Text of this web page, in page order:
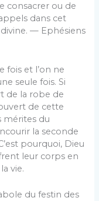
consacrer ou de
dans cet
— Ephésiens
fois et l’on ne
seule fois. Si
de la robe de
de cette
mérites du
la seconde
pourquoi, Dieu
leur corps en
vie.
du festin des